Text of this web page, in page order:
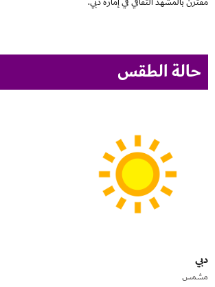
حالة الطقس
دبي
مشمس